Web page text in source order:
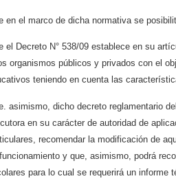
en el marco de dicha normativa se
el Decreto N° 538/09 establece en su
organismos públicos y privados con el
teniendo en cuenta las
asimismo, dicho decreto reglamentario
en su carácter de autoridad de
recomendar la modificación de
funcionamiento y que, asimismo, podrá
para lo cual se requerirá un informe